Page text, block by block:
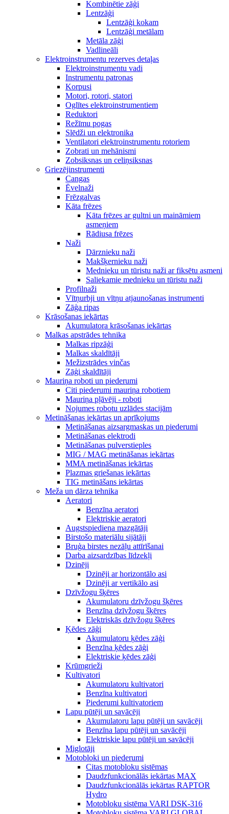
Kombinētie zāģi
Lentzāģi
Lentzāģi kokam
Lentzāģi metālam
Metāla zāģi
Vadlineāli
Elektroinstrumentu rezerves detaļas
Elektroinstrumentu vadi
Instrumentu patronas
Korpusi
Motori, rotori, statori
Oglītes elektroinstrumentiem
Reduktori
Režīmu pogas
Slēdži un elektronika
Ventilatori elektroinstrumentu rotoriem
Zobrati un mehānismi
Zobsiksnas un celiņsiksnas
Griezējinstrumenti
Cangas
Ēvelnaži
Frēzgalvas
Kāta frēzes
Kāta frēzes ar gultni un maināmiem
asmeņiem
Rādiusa frēzes
Naži
Dārznieku naži
Makšķernieku naži
Mednieku un tūristu naži ar fiksētu asmeni
Saliekamie mednieku un tūristu naži
Profilnaži
Vītņurbji un vītņu atjaunošanas instrumenti
Zāģa ripas
Krāsošanas iekārtas
Akumulatora krāsošanas iekārtas
Malkas apstrādes tehnika
Malkas ripzāģi
Malkas skaldītāji
Mežizstrādes vinčas
Zāģi skaldītāji
Mauriņa roboti un piederumi
Citi piederumi mauriņa robotiem
Mauriņa pļāvēji - roboti
Nojumes robotu uzlādes stacijām
Metināšanas iekārtas un aprīkojums
Metināšanas aizsargmaskas un piederumi
Metināšanas elektrodi
Metināšanas pulverstieples
MIG / MAG metināšanas iekārtas
MMA metināšanas iekārtas
Plazmas griešanas iekārtas
TIG metināšans iekārtas
Meža un dārza tehnika
Aeratori
Benzīna aeratori
Elektriskie aeratori
Augstspiediena mazgātāji
Birstošo materiālu sijātāji
Bruģa birstes nezāļu attīrīšanai
Darba aizsardzības līdzekļi
Dzinēji
Dzinēji ar horizontālo asi
Dzinēji ar vertikālo asi
Dzīvžogu šķēres
Akumulatoru dzīvžogu šķēres
Benzīna dzīvžogu šķēres
Elektriskās dzīvžogu šķēres
Ķēdes zāģi
Akumulatoru ķēdes zāģi
Benzīna ķēdes zāģi
Elektriskie ķēdes zāģi
Krūmgrieži
Kultivatori
Akumulatoru kultivatori
Benzīna kultivatori
Piederumi kultivatoriem
Lapu pūtēji un savācēji
Akumulatoru lapu pūtēji un savācēji
Benzīna lapu pūtēji un savācēji
Elektriskie lapu pūtēji un savācēji
Miglotāji
Motobloki un piederumi
Citas motobloku sistēmas
Daudzfunkcionālās iekārtas MAX
Daudzfunkcionālās iekārtas RAPTOR
Hydro
Motobloku sistēma VARI DSK-316